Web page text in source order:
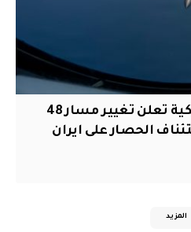
القيادة المركزية الامريكية تعلن تغيير مسار 48
الحصار على ايران
المزيد